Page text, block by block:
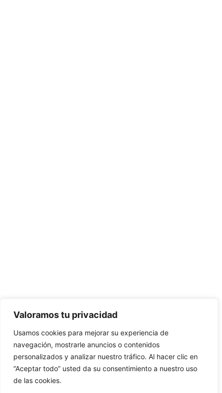
Valoramos tu privacidad
Usamos cookies para mejorar su experiencia de
navegación, mostrarle anuncios o contenidos
personalizados y analizar nuestro tráfico. Al hacer clic en
“Aceptar todo” usted da su consentimiento a nuestro uso
de las cookies.